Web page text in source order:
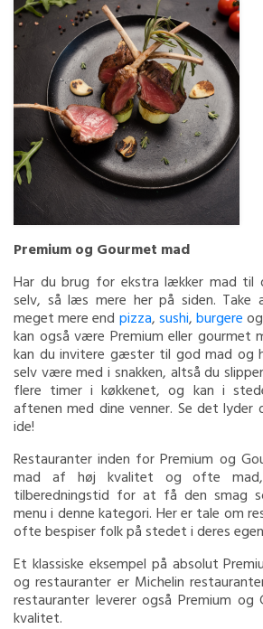
Premium og Gourmet mad
Har du brug for ekstra lækker mad til
selv, så læs mere her på siden. Take
meget mere end pizza, sushi,burgere
kan også være Premium eller gourmet
kan du invitere gæster til god mad og
selv være med i snakken, altså du
flere timer i køkkenet, og kan i
aftenen med dine venner. Se det lyder
ide!
Restauranter inden for Premium og
mad af høj kvalitet og ofte
tilberedningstid for at få den smag
menu i denne kategori. Her er tale om
ofte bespiser folk på stedet i deres
Et klassiske eksempel på absolut
og restauranter er Michelin
restauranter leverer også Premium
kvalitet.